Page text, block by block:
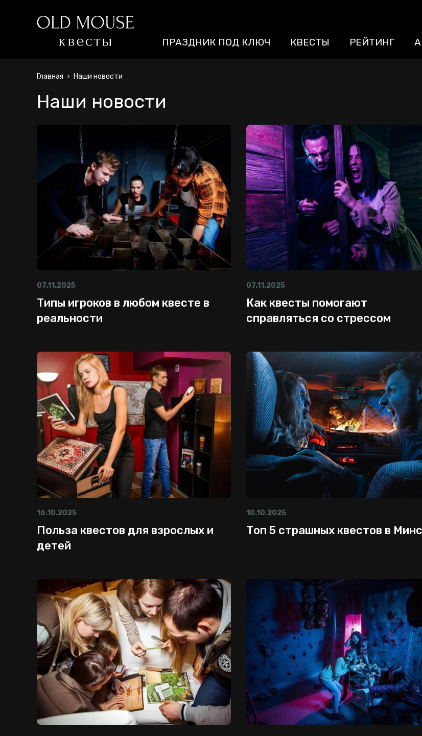
ПРАЗДНИК ПОД КЛЮЧ КВЕСТЫ РЕЙТИНГ
Главная Наши новости
Наши новости
07.11.2025
Типы игроков в любом квесте в
реальности
07.11.2025
Как квесты помогают
справляться со стрессом
16.10.2025
Польза квестов для взрослых и
детей
10.10.2025
Топ 5 страшных квестов в